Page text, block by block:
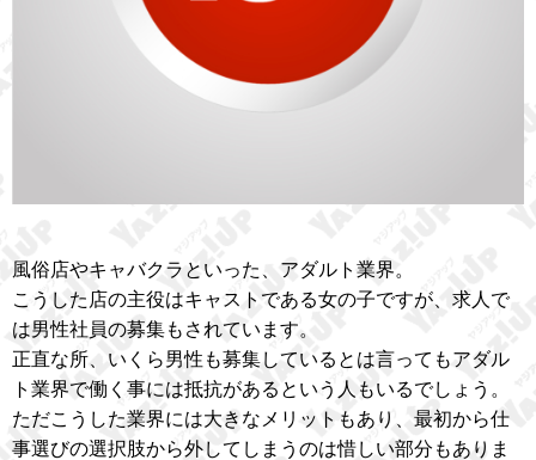
風俗店やキャバクラといった、アダルト業界。
こうした店の主役はキャストである女の子ですが、求人で
は男性社員の募集もされています。
正直な所、いくら男性も募集しているとは言ってもアダル
ト業界で働く事には抵抗があるという人もいるでしょう。
ただこうした業界には大きなメリットもあり、最初から仕
事選びの選択肢から外してしまうのは惜しい部分もありま